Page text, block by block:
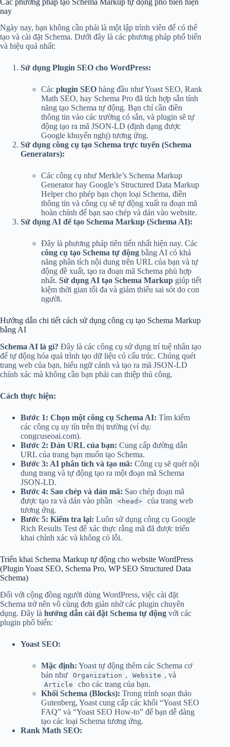
nay
Ngày nay, bạn không cần phải là một lập trình viên để có thể
tạo và cài đặt Schema. Dưới đây là các phương pháp phổ biến
và hiệu quả nhất:
Sử dụng Plugin SEO cho WordPress:
Các plugin SEO hàng đầu như Yoast SEO, Rank
Math SEO, hay Schema Pro đã tích hợp sẵn tính
năng tạo Schema tự động. Bạn chỉ cần điền
thông tin vào các trường có sẵn, và plugin sẽ tự
động tạo ra mã JSON-LD (định dạng được
Google khuyến nghị) tương ứng.
Sử dụng công cụ tạo Schema trực tuyến (Schema
Generators):
Các công cụ như Merkle’s Schema Markup
Generator hay Google’s Structured Data Markup
Helper cho phép bạn chọn loại Schema, điền
thông tin và công cụ sẽ tự động xuất ra đoạn mã
hoàn chỉnh để bạn sao chép và dán vào website.
Sử dụng AI để tạo Schema Markup (Schema AI):
Đây là phương pháp tiên tiến nhất hiện nay. Các
công cụ tạo Schema tự động bằng AI có khả
năng phân tích nội dung trên URL của bạn và tự
động đề xuất, tạo ra đoạn mã Schema phù hợp
nhất. Sử dụng AI tạo Schema Markup giúp tiết
kiệm thời gian tối đa và giảm thiểu sai sót do con
người.
Hướng dẫn chi tiết cách sử dụng công cụ tạo Schema Markup
bằng AI
Schema AI là gì? Đây là các công cụ sử dụng trí tuệ nhân tạo
để tự động hóa quá trình tạo dữ liệu có cấu trúc. Chúng quét
trang web của bạn, hiểu ngữ cảnh và tạo ra mã JSON-LD
chính xác mà không cần bạn phải can thiệp thủ công.
Cách thực hiện:
Bước 1: Chọn một công cụ Schema AI: Tìm kiếm
các công cụ uy tín trên thị trường (ví dụ:
congcuseoai.com).
Bước 2: Dán URL của bạn: Cung cấp đường dẫn
URL của trang bạn muốn tạo Schema.
Bước 3: AI phân tích và tạo mã: Công cụ sẽ quét nội
dung trang và tự động tạo ra một đoạn mã Schema
JSON-LD.
Bước 4: Sao chép và dán mã: Sao chép đoạn mã
được tạo ra và dán vào phần
<head>
của trang web
tương ứng.
Bước 5: Kiểm tra lại: Luôn sử dụng công cụ Google
Rich Results Test để xác thực rằng mã đã được triển
khai chính xác và không có lỗi.
Triển khai Schema Markup tự động cho website WordPress
(Plugin Yoast SEO, Schema Pro, WP SEO Structured Data
Schema)
Đối với cộng đồng người dùng WordPress, việc cài đặt
Schema trở nên vô cùng đơn giản nhờ các plugin chuyên
dụng. Đây là hướng dẫn cài đặt Schema tự động với các
plugin phổ biến:
Yoast SEO:
Mặc định: Yoast tự động thêm các Schema cơ
bản như
Organization , Website , và
Article
cho các trang của bạn.
Khối Schema (Blocks): Trong trình soạn thảo
Gutenberg, Yoast cung cấp các khối “Yoast SEO
FAQ” và “Yoast SEO How-to” để bạn dễ dàng
tạo các loại Schema tương ứng.
Rank Math SEO: